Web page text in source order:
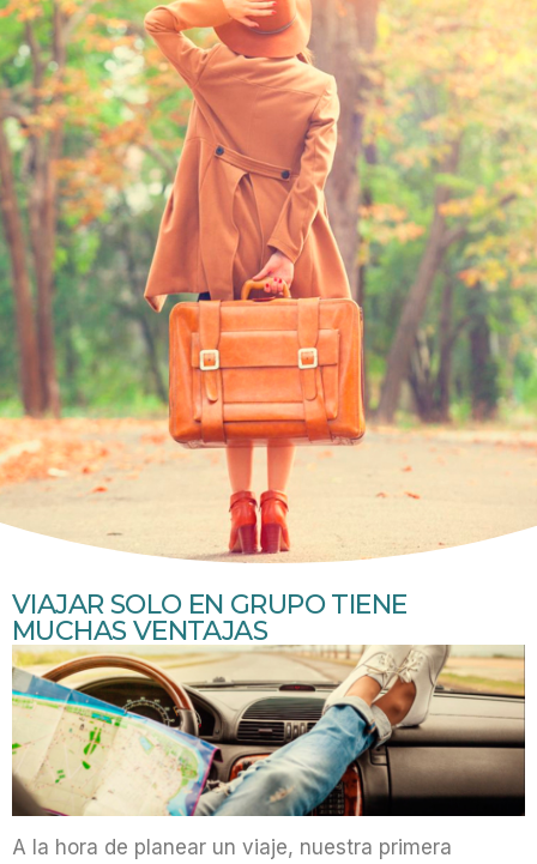
VIAJAR SOLO EN GRUPO TIENE
MUCHAS VENTAJAS
A la hora de planear un viaje, nuestra primera